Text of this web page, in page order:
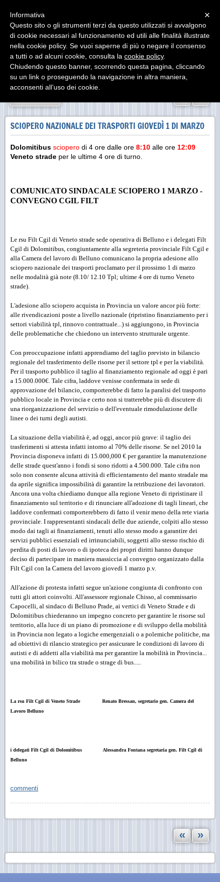
SCIOPERO NAZIONALE DEI TRASPORTI GIOVEDÌ 1 DI MARZO
Dolomitibus sciopero di 4 ore dalle ore 8:10 alle ore 12:09
Veneto strade per le ultime 4 ore di turno.
COMUNICATO SINDACALE SCIOPERO 1 MARZO -
CONVEGNO CGIL FILT
Le rsu Filt Cgil di Veneto strade sede operativa di Belluno e i delegati Filt
Cgil di Dolomitibus, congiuntamente alla segreteria provinciale Filt Cgil e
alla Camera del lavoro di Belluno comunicano la propria adesione allo
sciopero nazionale dei trasporti proclamato per il prossimo 1 di marzo
nelle modalità già note (8.10/ 12.10 Tpl; ultime 4 ore di turno Veneto
strade).
L'adesione allo sciopero acquista in Provincia un valore ancor più forte:
alle rivendicazioni poste a livello nazionale (ripristino finanziamento per i
settori viabilità tpl, rinnovo contrattuale...) si aggiungono, in Provincia
delle problematiche che chiedono un intervento strutturale urgente.
Con preoccupazione infatti apprendiamo del taglio previsto in bilancio
regionale del trasferimento delle risorse per il settore tpl e per la viabilità.
Per il trasporto pubblico il taglio al finanziamento regionale ad oggi è pari
a 15.000.000€. Tale cifra, laddove venisse confermata in sede di
approvazione del bilancio, comporterebbe di fatto la paralisi del trasporto
pubblico locale in Provincia e certo non si tratterebbe più di discutere di
una riorganizzazione del servizio o dell'eventuale rimodulazione delle
linee o dei turni degli autisti.
La situazione della viabilità è, ad oggi, ancor più grave: il taglio dei
trasferimenti si attesta infatti intorno al 70% delle risorse. Se nel 2010 la
Provincia disponeva infatti di 15.000,000 € per garantire la manutenzione
delle strade quest'anno i fondi si sono ridotti a 4.500.000. Tale cifra non
solo non consente alcuna attività di efficientamento del manto stradale ma
da aprile significa impossibilità di garantire la retribuzione dei lavoratori.
Ancora una volta chiediamo dunque alla regione Veneto di ripristinare il
finanziamento sul territorio e di rinunciare all'adozione di tagli lineari, che
laddove confermati comporterebbero di fatto il venir meno della rete viaria
provinciale. I rappresentanti sindacali delle due aziende, colpiti allo stesso
modo dai tagli ai finanziamenti, tenuti allo stesso modo a garantire dei
servizi pubblici essenziali ed irrinunciabili, soggetti allo stesso rischio di
perdita di posti di lavoro o di ipoteca dei propri diritti hanno dunque
deciso di partecipare in maniera massiccia al convegno organizzato dalla
Filt Cgil con la Camera del lavoro giovedì 1 marzo p.v.
All'azione di protesta infatti segue un'azione congiunta di confronto con
tutti gli attori coinvolti. All'assessore regionale Chisso, al commissario
Capocelli, al sindaco di Belluno Prade, ai vertici di Veneto Strade e di
Dolomitibus chiederanno un impegno concreto per garantire le risorse sul
territorio, alla luce di un piano di promozione e di sviluppo della mobilità
in Provincia non legato a logiche emergenziali o a polemiche politiche, ma
ad obiettivi di rilancio strategico per assicurare le condizioni di lavoro di
autisti e di addetti alla viabilità ma per garantire la mobilità in Provincia...
una mobilità in bilico tra strade o strage di bus.....
La rsu Filt Cgil di Veneto Strade
Renato Bressan, segretario gen. Camera del
Lavoro Belluno
i delegati Filt Cgil di Dolomitibus
Alessandra Fontana segretaria gen. Filt Cgil di
Belluno
commenti
« »
×
Informativa
Questo sito o gli strumenti terzi da questo utilizzati si avvalgono
di cookie necessari al funzionamento ed utili alle finalità illustrate
nella cookie policy. Se vuoi saperne di più o negare il consenso
a tutti o ad alcuni cookie, consulta la cookie policy.
Chiudendo questo banner, scorrendo questa pagina, cliccando
su un link o proseguendo la navigazione in altra maniera,
acconsenti all’uso dei cookie.